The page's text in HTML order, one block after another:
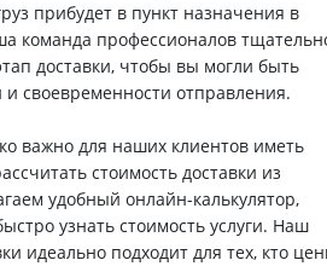
прибудет в пункт назначения в
команда профессионалов
доставки, чтобы вы могли быть
своевременности отправления.
важно для наших клиентов иметь
стоимость доставки из
удобный онлайн-калькулятор,
узнать стоимость услуги. Наш
идеально подходит для тех, кто